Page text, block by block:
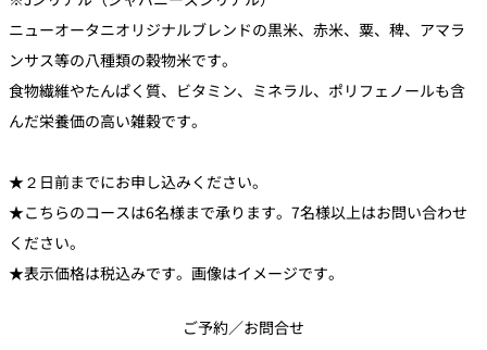
トレーダーヴ
ィックス 東京
ボートハウス RANSEN はな
れ
ルームサービス
ルームサービ
ニューオータニオリジナルブレンドの黒米、赤米、粟、稗、アマラ
ンサス等の八種類の穀物米です。
食物繊維やたんぱく質、ビタミン、ミネラル、ポリフェノールも含
んだ栄養価の高い雑穀です。
★２日前までにお申し込みください。
★こちらのコースは6名様まで承ります。7名様以上はお問い合わせ
ください。
★表示価格は税込みです。画像はイメージです。
ご予約／お問合せ